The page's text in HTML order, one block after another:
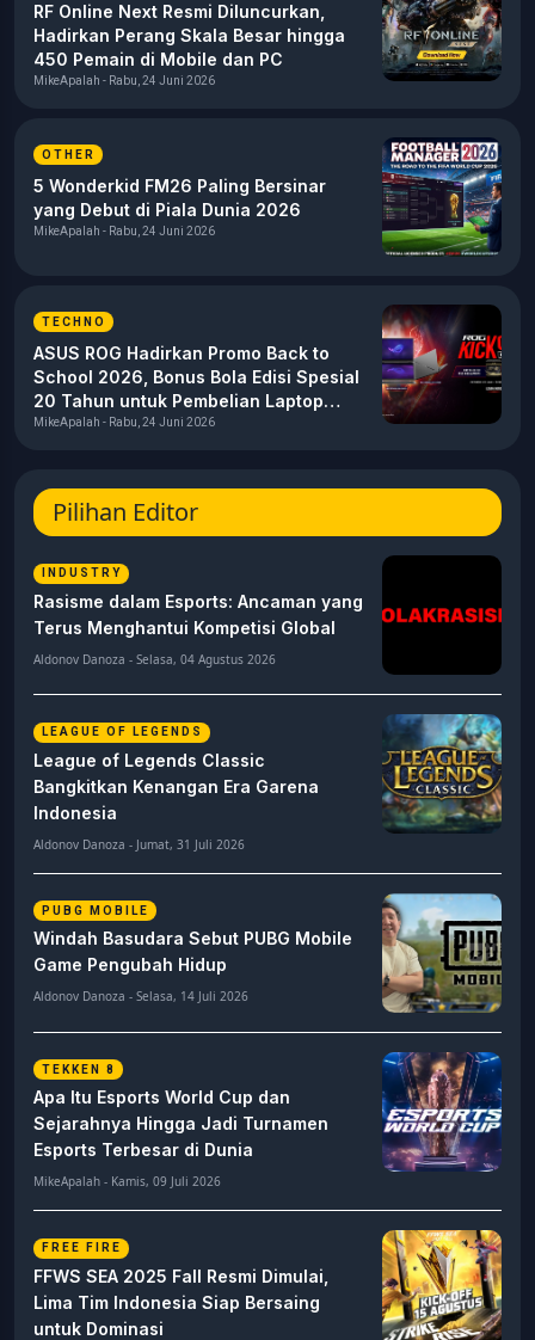
RF Online Next Resmi Diluncurkan,
Hadirkan Perang Skala Besar hingga
450 Pemain di Mobile dan PC
MikeApalah - Rabu, 24 Juni 2026
OTHER
5 Wonderkid FM26 Paling Bersinar
yang Debut di Piala Dunia 2026
MikeApalah - Rabu, 24 Juni 2026
TECHNO
ASUS ROG Hadirkan Promo Back to
School 2026, Bonus Bola Edisi Spesial
20 Tahun untuk Pembelian Laptop
Gaming
MikeApalah - Rabu, 24 Juni 2026
Pilihan Editor
INDUSTRY
Rasisme dalam Esports: Ancaman yang
Terus Menghantui Kompetisi Global
Aldonov Danoza - Selasa, 04 Agustus 2026
LEAGUE OF LEGENDS
League of Legends Classic
Bangkitkan Kenangan Era Garena
Indonesia
Aldonov Danoza - Jumat, 31 Juli 2026
PUBG MOBILE
Windah Basudara Sebut PUBG Mobile
Game Pengubah Hidup
Aldonov Danoza - Selasa, 14 Juli 2026
TEKKEN 8
Apa Itu Esports World Cup dan
Sejarahnya Hingga Jadi Turnamen
Esports Terbesar di Dunia
MikeApalah - Kamis, 09 Juli 2026
FREE FIRE
FFWS SEA 2025 Fall Resmi Dimulai,
Lima Tim Indonesia Siap Bersaing
untuk Dominasi